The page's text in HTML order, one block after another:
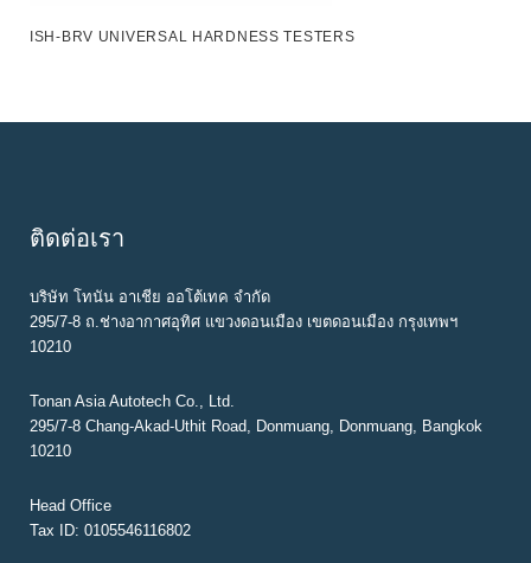
ISH-BRV UNIVERSAL HARDNESS TESTERS
ติดต่อเรา
บริษัท โทนัน อาเชีย ออโต้เทค จำกัด
295/7-8 ถ.ช่างอากาศอุทิศ แขวงดอนเมือง เขตดอนเมือง กรุงเทพฯ
10210
Tonan Asia Autotech Co., Ltd.
295/7-8 Chang-Akad-Uthit Road, Donmuang, Donmuang, Bangkok
10210
Head Office
Tax ID: 0105546116802